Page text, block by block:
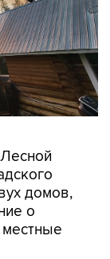
домов,
о